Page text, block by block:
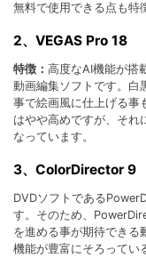
無料で使用できる点も特
2、VEGAS Pro 18
特徴： 高度なAI機能が搭
動画編集ソフトです。白
事で絵画風に仕上げる事
はやや高めですが、それ
なっています。
3、ColorDirector 9
DVDソフトである
す。そのため、
を進める事が期待できる
機能が豊富にそろってい